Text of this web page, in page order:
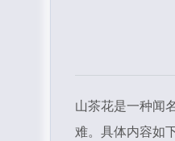
山茶花是一种闻
难。具体内容如